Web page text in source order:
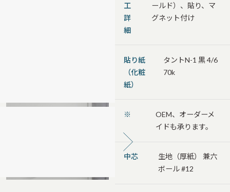
工
詳
細
ールド）、貼り、マ
グネット付け
貼り紙
（化粧
紙）
タントN-1 黒 4/6
70k
※
OEM、オーダーメ
イドも承ります。
中芯
生地（厚紙） 兼六
ボール #12